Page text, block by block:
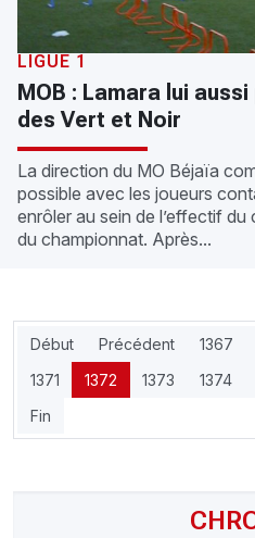
LIGUE 1
MOB : Lamara lui
des Vert et Noir
La direction du MO Béjaïa
possible avec les joueurs
enrôler au sein de l’effectif
du championnat. Après...
Début Précédent 1367
1371
1372 1373 1374
Fin